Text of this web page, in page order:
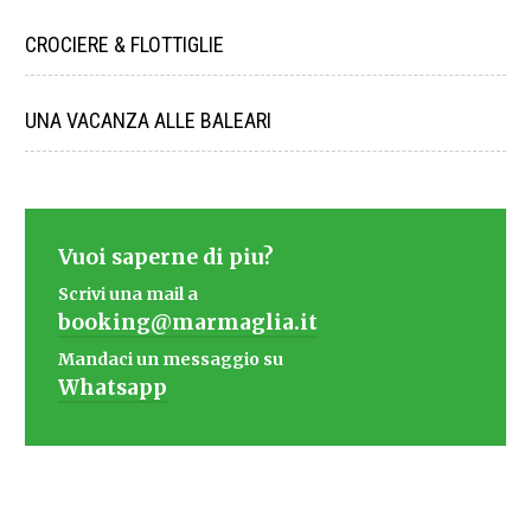
CROCIERE & FLOTTIGLIE
UNA VACANZA ALLE BALEARI
Vuoi saperne di piu?
Scrivi una mail a
booking@marmaglia.it
Mandaci un messaggio su
Whatsapp